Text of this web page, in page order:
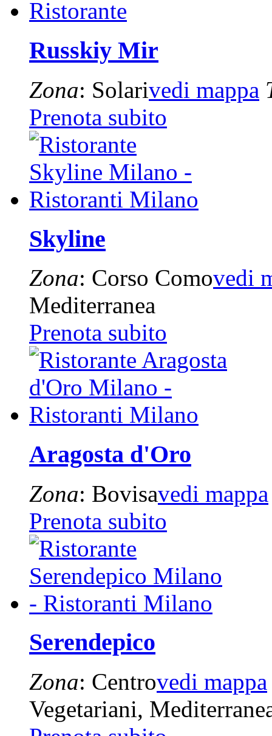
Russkiy Mir
Zona: Solarivedi mappa
Prenota subito
Skyline
Zona: Corso Comovedi
Mediterranea
Prenota subito
Aragosta d'Oro
Zona: Bovisavedi mappa
Prenota subito
Serendepico
Zona: Centrovedi mappa
Vegetariani,